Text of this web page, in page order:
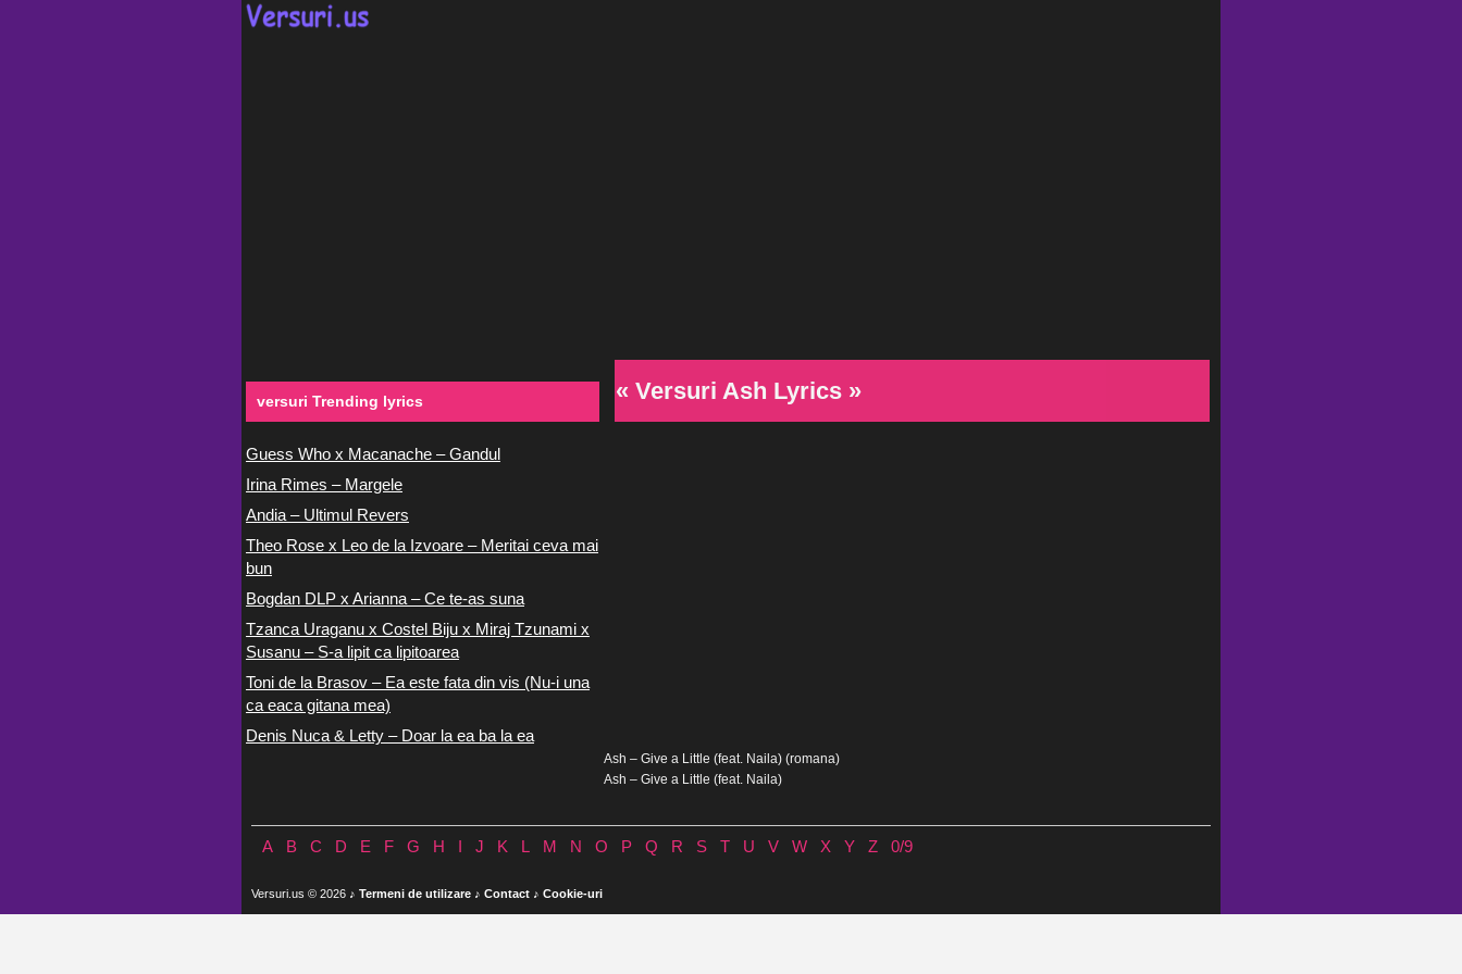
« Versuri Ash Lyrics »
Ash – Give a Little (feat. Naila) (romana)
Ash – Give a Little (feat. Naila)
versuri Trending lyrics
Guess Who x Macanache – Gandul
Irina Rimes – Margele
Andia – Ultimul Revers
Theo Rose x Leo de la Izvoare – Meritai ceva mai
bun
Bogdan DLP x Arianna – Ce te-as suna
Tzanca Uraganu x Costel Biju x Miraj Tzunami x
Susanu – S-a lipit ca lipitoarea
Toni de la Brasov – Ea este fata din vis (Nu-i una
ca eaca gitana mea)
Denis Nuca & Letty – Doar la ea ba la ea
A B C D E F G H J K L M N O P Q R S T U V W X Y Z 0/9
Versuri.us © 2026 ♪ Termeni de utilizare ♪ Contact ♪ Cookie-uri